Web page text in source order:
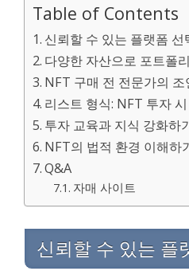
Table of Contents
신뢰할 수 있는 플랫폼 선
다양한 자산으로 포트폴
NFT 구매 전 전문가의 조
리스트 형식: NFT 투자
투자 교육과 지식 강화하
NFT의 법적 환경 이해하
Q&A
자매 사이트
신뢰할 수 있는 플